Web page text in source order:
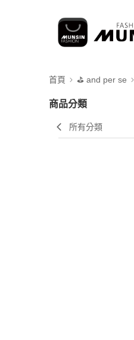
首頁 ⛳️ and per se
商品分類
所有分類